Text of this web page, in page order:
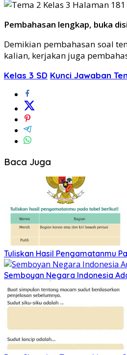
Pembahasan lengkap, buka
Demikian pembahasan soal
kalian, kerjakan juga
Kelas 3 SD Kunci Jawaban
Baca Juga
Tuliskan Hasil Pengamatanmu
Semboyan Negara Indonesia